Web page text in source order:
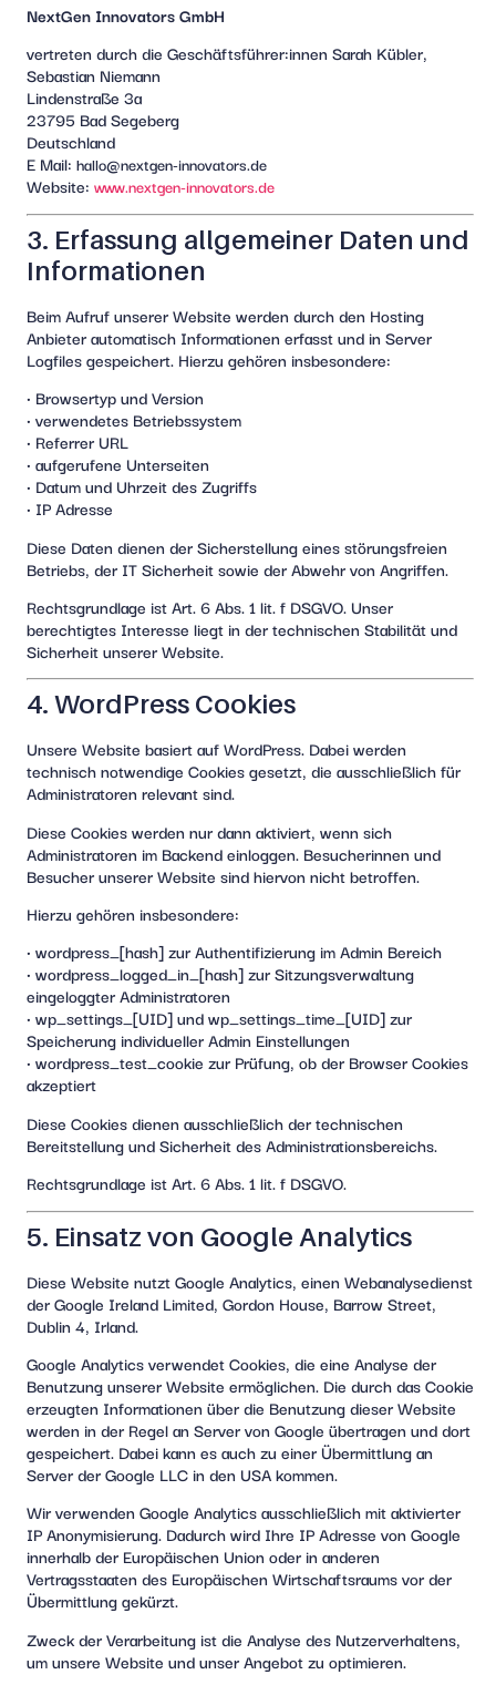
NextGen Innovators GmbH
vertreten durch die Geschäftsführer:innen Sarah Kübler,
Sebastian Niemann
Lindenstraße 3a
23795 Bad Segeberg
Deutschland
E Mail: hallo@nextgen-innovators.de
Website: www.nextgen-innovators.de
3. Erfassung allgemeiner Daten und
Informationen
Beim Aufruf unserer Website werden durch den Hosting
Anbieter automatisch Informationen erfasst und in Server
Logfiles gespeichert. Hierzu gehören insbesondere:
• Browsertyp und Version
• verwendetes Betriebssystem
• Referrer URL
• aufgerufene Unterseiten
• Datum und Uhrzeit des Zugriffs
• IP Adresse
Diese Daten dienen der Sicherstellung eines störungsfreien
Betriebs, der IT Sicherheit sowie der Abwehr von Angriffen.
Rechtsgrundlage ist Art. 6 Abs. 1 lit. f DSGVO. Unser
berechtigtes Interesse liegt in der technischen Stabilität und
Sicherheit unserer Website.
4. WordPress Cookies
Unsere Website basiert auf WordPress. Dabei werden
technisch notwendige Cookies gesetzt, die ausschließlich für
Administratoren relevant sind.
Diese Cookies werden nur dann aktiviert, wenn sich
Administratoren im Backend einloggen. Besucherinnen und
Besucher unserer Website sind hiervon nicht betroffen.
Hierzu gehören insbesondere:
• wordpress_[hash] zur Authentifizierung im Admin Bereich
• wordpress_logged_in_[hash] zur Sitzungsverwaltung
eingeloggter Administratoren
• wp_settings_[UID] und wp_settings_time_[UID] zur
Speicherung individueller Admin Einstellungen
• wordpress_test_cookie zur Prüfung, ob der Browser Cookies
akzeptiert
Diese Cookies dienen ausschließlich der technischen
Bereitstellung und Sicherheit des Administrationsbereichs.
Rechtsgrundlage ist Art. 6 Abs. 1 lit. f DSGVO.
5. Einsatz von Google Analytics
Diese Website nutzt Google Analytics, einen Webanalysedienst
der Google Ireland Limited, Gordon House, Barrow Street,
Dublin 4, Irland.
Google Analytics verwendet Cookies, die eine Analyse der
Benutzung unserer Website ermöglichen. Die durch das Cookie
erzeugten Informationen über die Benutzung dieser Website
werden in der Regel an Server von Google übertragen und dort
gespeichert. Dabei kann es auch zu einer Übermittlung an
Server der Google LLC in den USA kommen.
Wir verwenden Google Analytics ausschließlich mit aktivierter
IP Anonymisierung. Dadurch wird Ihre IP Adresse von Google
innerhalb der Europäischen Union oder in anderen
Vertragsstaaten des Europäischen Wirtschaftsraums vor der
Übermittlung gekürzt.
Zweck der Verarbeitung ist die Analyse des Nutzerverhaltens,
um unsere Website und unser Angebot zu optimieren.